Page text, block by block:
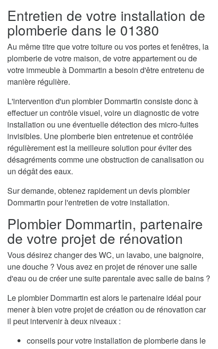
Entretien de votre installation de
plomberie dans le 01380
Au même titre que votre toiture ou vos portes et fenêtres, la
plomberie de votre maison, de votre appartement ou de
votre immeuble à Dommartin a besoin d'être entretenu de
manière régulière.
L'intervention d'un plombier Dommartin consiste donc à
effectuer un contrôle visuel, voire un diagnostic de votre
installation ou une éventuelle détection des micro-fuites
invisibles. Une plomberie bien entretenue et contrôlée
régulièrement est la meilleure solution pour éviter des
désagréments comme une obstruction de canalisation ou
un dégât des eaux.
Sur demande, obtenez rapidement un devis plombier
Dommartin pour l'entretien de votre installation.
Plombier Dommartin, partenaire
de votre projet de rénovation
Vous désirez changer des WC, un lavabo, une baignoire,
une douche ? Vous avez en projet de rénover une salle
d'eau ou de créer une suite parentale avec salle de bains ?
Le plombier Dommartin est alors le partenaire idéal pour
mener à bien votre projet de création ou de rénovation car
il peut intervenir à deux niveaux :
conseils pour votre installation de plomberie dans le